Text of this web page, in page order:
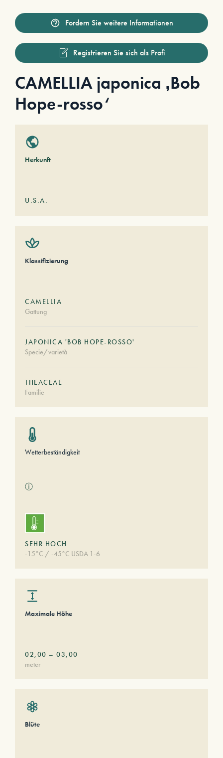
Fordern Sie weitere Informationen
Registrieren Sie sich als Profi
CAMELLIA japonica ‚Bob
Hope-rosso‘
Herkunft
U.S.A.
Klassifizierung
CAMELLIA
Gattung
JAPONICA 'BOB HOPE-ROSSO'
Specie/varietà
THEACEAE
Familie
Wetterbeständigkeit
ⓘ
SEHR HOCH
-15°C / -45°C USDA 1-6
Maximale Höhe
02,00 – 03,00
meter
Blüte